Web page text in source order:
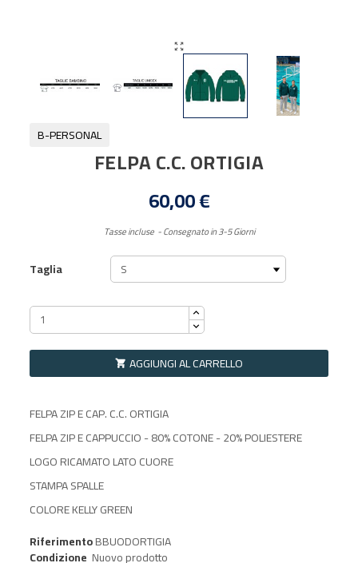

B-PERSONAL
FELPA C.C. ORTIGIA
60,00 €
Tasse incluse Consegnato in 3-5 Giorni
Taglia
 AGGIUNGI AL CARRELLO
FELPA ZIP E CAP. C.C. ORTIGIA
FELPA ZIP E CAPPUCCIO - 80% COTONE - 20% POLIESTERE
LOGO RICAMATO LATO CUORE
STAMPA SPALLE
COLORE KELLY GREEN
RiferimentoBBUODORTIGIA
Condizione Nuovo prodotto